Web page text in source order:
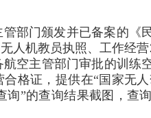
部门颁发并已备案的《
人机教员执照、工作经
空主管部门审批的训练
格证，提供在“国家无
询”的查询结果截图，查